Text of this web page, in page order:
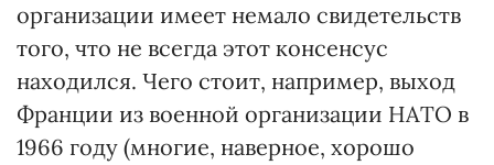
организации имеет немало свидетельств
того, что не всегда этот консенсус
находился. Чего стоит, например, выход
Франции из военной организации НАТО в
1966 году (многие, наверное, хорошо